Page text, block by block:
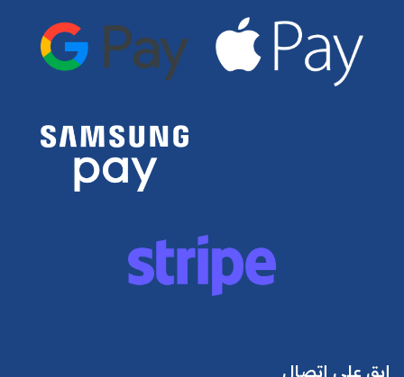
إبق على إتصال